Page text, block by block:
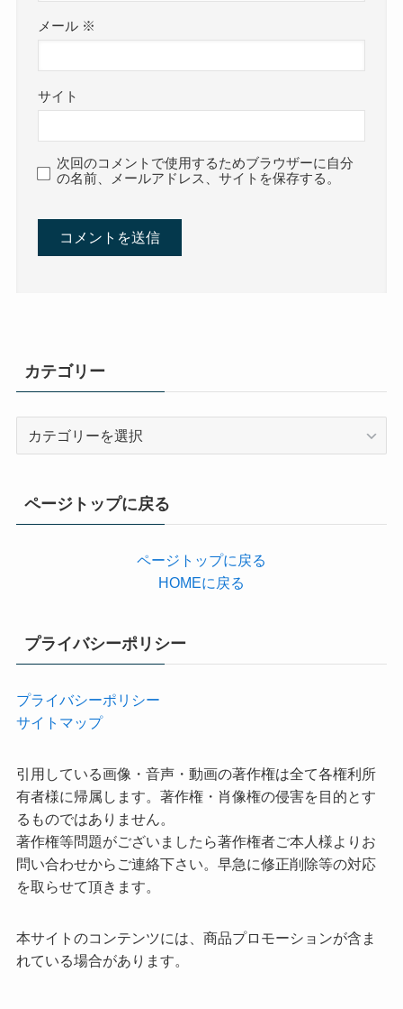
メール ※
サイト
次回のコメントで使用するためブラウザーに自分
の名前、メールアドレス、サイトを保存する。
カテゴリー
ページトップに戻る
ページトップに戻る
HOMEに戻る
プライバシーポリシー
プライバシーポリシー
サイトマップ
引用している画像・音声・動画の著作権は全て各権利所
有者様に帰属します。著作権・肖像権の侵害を目的とす
るものではありません。
著作権等問題がございましたら著作権者ご本人様よりお
問い合わせからご連絡下さい。早急に修正削除等の対応
を取らせて頂きます。
本サイトのコンテンツには、商品プロモーションが含ま
れている場合があります。